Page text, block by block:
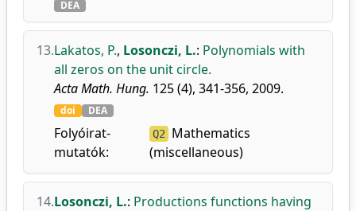
DEA
13.Lakatos, P., Losonczi, L.: Polynomials with
all zeros on the unit circle.
Acta Math. Hung. 125 (4), 341-356, 2009.
doi DEA
Folyóirat-
mutatók:
Q2
Mathematics
(miscellaneous)
14.Losonczi, L.: Productions functions having